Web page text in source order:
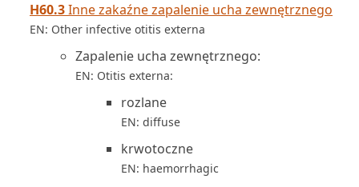
H60.3Inne zakaźne zapalenie ucha zewnętrznego
EN: Other infective otitis externa
Zapalenie ucha zewnętrznego:
EN: Otitis externa:
rozlane
EN: diffuse
krwotoczne
EN: haemorrhagic